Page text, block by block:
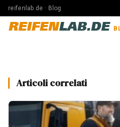
reifenlab.de · Blog
REIFENLAB.DE
Articoli correlati